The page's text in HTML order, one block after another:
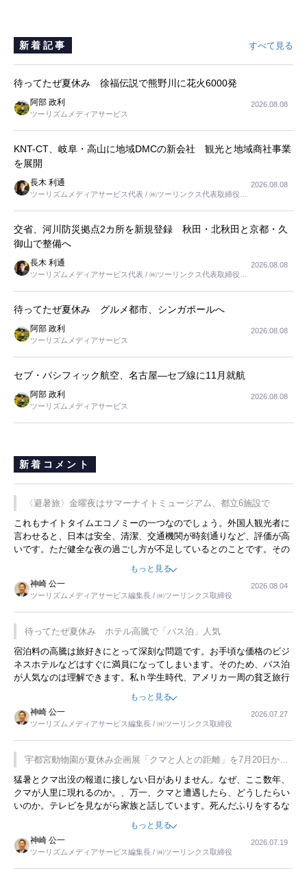
新着記事 すべて見る
待ってたぜ夏休み 徐福伝説で熊野川に花火6000発
阿部 政利
ツーリズムメディアサービス
2026.08.08
KNT-CT、岐阜・高山に地域DMCの新会社 観光と地域商社事業
を展開
長木 利通
ツーリズムメディアサービス代表 / ㈱ツーリンクス代表取締役社
2026.08.08
交省、河川防災拠点2カ所を新規登録 秋田・北秋田と京都・久
御山で整備へ
長木 利通
ツーリズムメディアサービス代表 / ㈱ツーリンクス代表取締役社
2026.08.08
待ってたぜ夏休み グルメ都市、シンガポールへ
阿部 政利
ツーリズムメディアサービス
2026.08.08
セブ・パシフィック航空、名古屋―セブ線に11月就航
阿部 政利
ツーリズムメディアサービス
2026.08.08
新着コメント
〈避暑旅〉金曜夜はサマーナイトミュージアム、都立6施設で
これもナイトタイムエコノミーの一つなのでしょう。外国人観光者に
言わせると、日本は安全、清潔、交通機関が時刻通りなど、評価が高
いです。ただ健全な夜の過ごし方が不足しているとのことです。その
ような意味で、金曜夜にこのようなイベントが行われれば、日本人に
限らず外国人にとっても楽しみが増えるでしょうね。
もっと見る
神崎 公一
ツーリズムメディアサービス編集長 / ㈱ツーリンクス取締役
2026.08.04
待ってたぜ夏休み ホテル高騰で「バス泊」人気
宿泊料の高騰は旅好きにとって深刻な問題です。お手頃な価格のビジ
ネスホテルなどはすぐに満員になってしまいます。そのため、バス泊
が人気なのは理解できます。私ｈ学生時代、アメリカ一周の貧乏旅行
をした時は、移動はグレイハウンドバスでした。夕方から夜の便を利
用してホテル代を浮かせていました。ただし、若いからできたことで
す。若い人が夜行バスで京都に行った、青森に行ったと聞くと、疲れ
が残らないのかなと思ってしまいます。
もっと見る
神崎 公一
ツーリズムメディアサービス編集長 / ㈱ツーリンクス取締役
2026.07.27
宇都宮動物園が夏休み企画展「クマと人との距離」を7月20日から
開催
猛暑とクマ出没の報道に接しない日がありません。なぜ、ここ数年、
クマが人里に現れるのか。、万一、クマと遭遇したら、どうしたらい
いのか。テレビを見ながら家族と話しています。死んだふりをするな
んてことは、冗談でもいえません。そんな中で、この企画展はタイム
もっと見る
神崎 公一
ツーリズムメディアサービス編集長 / ㈱ツーリンクス取締役
2026.07.19